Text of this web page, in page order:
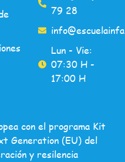
79 28
Lun - Vie:
07:30 H -
17:00 H
con el programa Kit
Generation (EU) del
y resilencia